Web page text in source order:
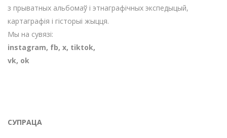
з прыватных альбомаў і этнаграфічных экспедыцый,
картаграфія і гісторыі жыцця.
Мы на сувязі:
instagram, fb, х, tiktok,
vk, ok
СУПРАЦА